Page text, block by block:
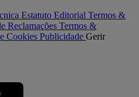
Estatuto Editorial Termos &
Reclamações Termos &
Cookies Publicidade Gerir